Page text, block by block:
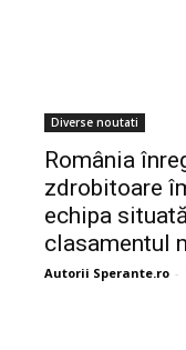
Diverse noutati
România
zdrobitoare
echipa
clasamentul
Autorii Sperante.ro -